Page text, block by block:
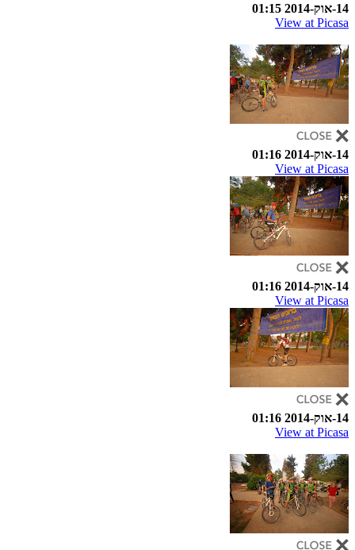
14-אוק-2014 01:15
View at Picasa
14-אוק-2014 01:16
View at Picasa
14-אוק-2014 01:16
View at Picasa
14-אוק-2014 01:16
View at Picasa